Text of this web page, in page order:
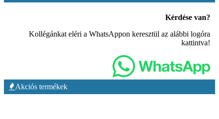
Kérdése van?
Kollégánkat eléri a WhatsAppon keresztül az alábbi logóra
kattintva!
Akciós termékek